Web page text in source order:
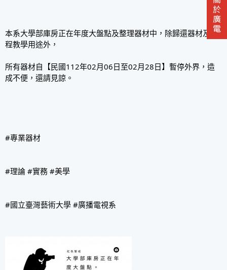
本系大學部庫房正在年度大盤點及整理器材中，除歸還器材及課
程教學用途外，
所有器材自【民國112年02月06日至02月28日】暫停外界，造
成不便，還請見諒。
#專業器材
#理論 #實務 #美學
#國立臺灣藝術大學 #廣播電視系